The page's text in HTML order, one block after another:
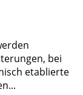
bei
etablierte
...